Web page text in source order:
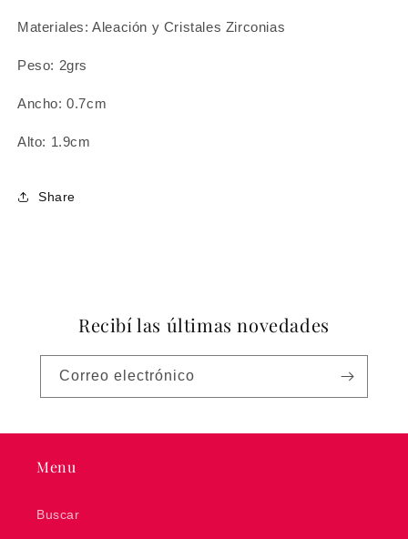
Materiales: Aleación y Cristales Zirconias
Peso: 2grs
Ancho: 0.7cm
Alto: 1.9cm
Share
Recibí las últimas novedades
Correo electrónico
Menu
Buscar